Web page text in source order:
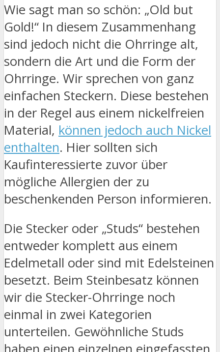
Wie sagt man so schön: „Old but
Gold!“ In diesem Zusammenhang
sind jedoch nicht die Ohrringe alt,
sondern die Art und die Form der
Ohrringe. Wir sprechen von ganz
einfachen Steckern. Diese bestehen
in der Regel aus einem nickelfreien
Material, können jedoch auch Nickel
enthalten. Hier sollten sich
Kaufinteressierte zuvor über
mögliche Allergien der zu
beschenkenden Person informieren.
Die Stecker oder „Studs“ bestehen
entweder komplett aus einem
Edelmetall oder sind mit Edelsteinen
besetzt. Beim Steinbesatz können
wir die Stecker-Ohrringe noch
einmal in zwei Kategorien
unterteilen. Gewöhnliche Studs